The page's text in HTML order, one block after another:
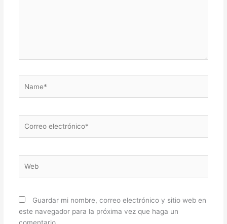
electrónico*
Guardar mi nombre, correo electrónico y sitio web en
este navegador para la próxima vez que haga un